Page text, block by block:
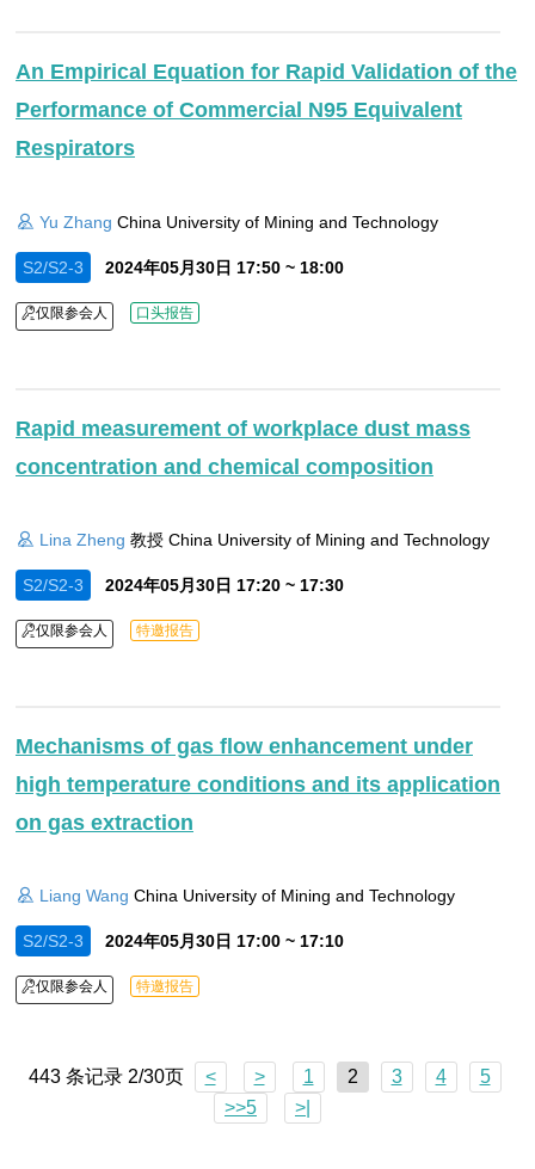
An Empirical Equation for Rapid Validation of the
Performance of Commercial N95 Equivalent
Respirators
Yu Zhang China University of Mining and Technology
S2/S2-3 2024年05月30日 17:50 ~ 18:00
仅限参会人 口头报告
Rapid measurement of workplace dust mass
concentration and chemical composition
Lina Zheng 教授 China University of Mining and Technology
S2/S2-3 2024年05月30日 17:20 ~ 17:30
仅限参会人 特邀报告
Mechanisms of gas flow enhancement under
high temperature conditions and its application
on gas extraction
Liang Wang China University of Mining and Technology
S2/S2-3 2024年05月30日 17:00 ~ 17:10
仅限参会人 特邀报告
443 条记录 2/30页 < > 1 2 3 4
5
>>5
>|